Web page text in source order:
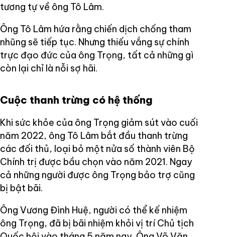
tương tự về ông Tô Lâm.
Ông Tô Lâm hứa rằng chiến dịch chống tham
nhũng sẽ tiếp tục. Nhưng thiếu vắng sự chính
trực đạo đức của ông Trọng, tất cả những gì
còn lại chỉ là nỗi sợ hãi.
Cuộc thanh trừng có hệ thống
Khi sức khỏe của ông Trọng giảm sút vào cuối
năm 2022, ông Tô Lâm bắt đầu thanh trừng
các đối thủ, loại bỏ một nửa số thành viên Bộ
Chính trị được bầu chọn vào năm 2021. Ngay
cả những người được ông Trọng bảo trợ cũng
bị bật bãi.
Ông Vương Đình Huệ, người có thể kế nhiệm
ông Trọng, đã bị bãi nhiệm khỏi vị trí Chủ tịch